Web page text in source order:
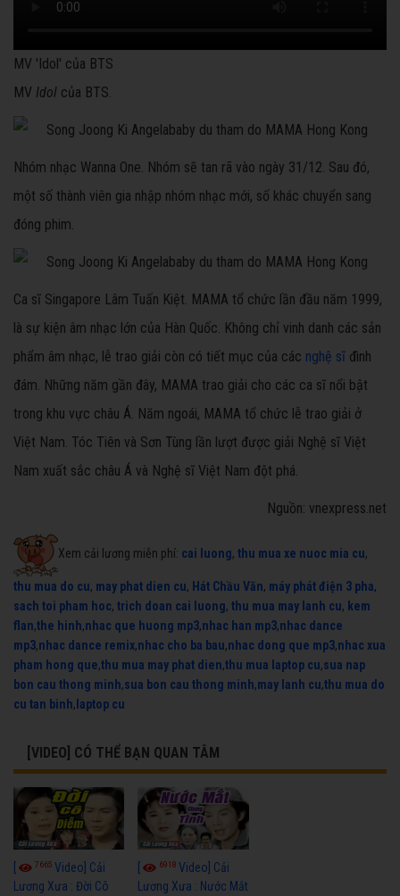
MV 'Idol' của BTS
MV Idol của BTS.
Nhóm nhạc Wanna One. Nhóm sẽ tan rã vào ngày 31/12. Sau đó,
một số thành viên gia nhập nhóm nhạc mới, số khác chuyển sang
đóng phim.
Ca sĩ Singapore Lâm Tuấn Kiệt. MAMA tổ chức lần đầu năm 1999,
là sự kiện âm nhạc lớn của Hàn Quốc. Không chỉ vinh danh các sản
phẩm âm nhạc, lễ trao giải còn có tiết mục của các nghệ sĩ đình
đám. Những năm gần đây, MAMA trao giải cho các ca sĩ nổi bật
trong khu vực châu Á. Năm ngoái, MAMA tổ chức lễ trao giải ở
Việt Nam. Tóc Tiên và Sơn Tùng lần lượt được giải Nghệ sĩ Việt
Nam xuất sắc châu Á và Nghệ sĩ Việt Nam đột phá.
Nguồn: vnexpress.net
Xem cải lương miễn phí: cai luong, thu mua xe nuoc mia cu,
thu mua do cu, may phat dien cu, Hát Chầu Văn, máy phát điện 3 pha,
sach toi pham hoc, trich doan cai luong, thu mua may lanh cu, kem
flan,the hinh,nhac que huong mp3,nhac han mp3,nhac dance
mp3,nhac dance remix,nhac cho ba bau,nhac dong que mp3,nhac xua
pham hong que,thu mua may phat dien,thu mua laptop cu,sua nap
bon cau thong minh,sua bon cau thong minh,may lanh cu,thu mua do
cu tan binh, laptop cu
[VIDEO] CÓ THỂ BẠN QUAN TÂM
7665 Video] Cải
Lương Xưa : Đời Cô
6918Video] Cải
Lương Xưa : Nước Mắt